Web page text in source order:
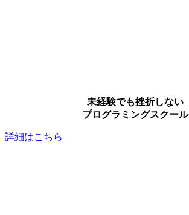
未経験でも挫折しない
プログラミングスクール
詳細はこちら